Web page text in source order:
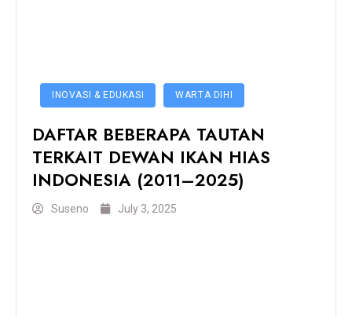
INOVASI & EDUKASI WARTA DIHI
DAFTAR BEBERAPA TAUTAN
TERKAIT DEWAN IKAN HIAS
INDONESIA (2011–2025)
Suseno July 3, 2025